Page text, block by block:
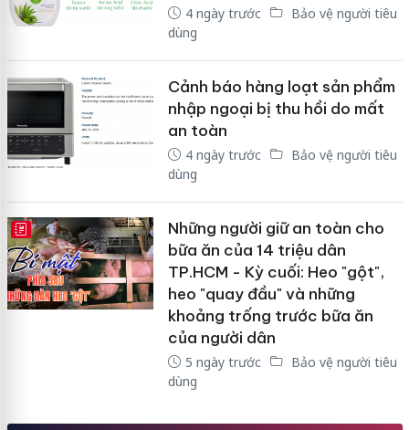
4 ngày trước
Bảo vệ người tiêu
dùng
Cảnh báo hàng loạt sản phẩm
nhập ngoại bị thu hồi do mất
an toàn
4 ngày trước
Bảo vệ người tiêu
dùng
E-MAGAZINE
Những người giữ an toàn cho
bữa ăn của 14 triệu dân
TP.HCM - Kỳ cuối: Heo "gột",
heo "quay đầu" và những
khoảng trống trước bữa ăn
của người dân
5 ngày trước
Bảo vệ người tiêu
dùng